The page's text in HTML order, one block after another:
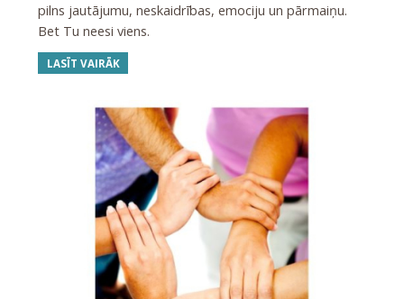
pilns jautājumu, neskaidrības, emociju un pārmaiņu.
Bet Tu neesi viens.
LASĪT VAIRĀK